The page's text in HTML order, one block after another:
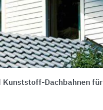
Kunststoff-Dachbahnen für